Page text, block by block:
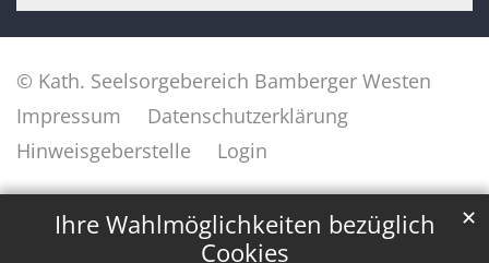
Ihre Wahlmöglichkeiten bezüglich
Cookies
✕
© Kath. Seelsorgebereich Bamberger Westen
Impressum
Datenschutzerklärung
Hinweisgeberstelle
Login